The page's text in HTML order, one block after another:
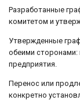
Разработанные
комитетом и
Утвержденные
обеими сторонами:
предприятия.
Перенос или
конкретно